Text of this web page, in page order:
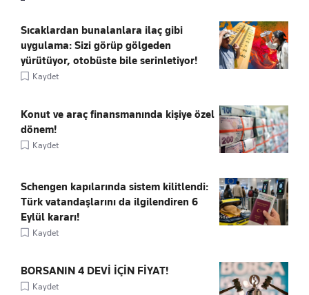
Sıcaklardan bunalanlara ilaç gibi
uygulama: Sizi görüp gölgeden
yürütüyor, otobüste bile serinletiyor!
Kaydet
Konut ve araç finansmanında kişiye özel
dönem!
Kaydet
Schengen kapılarında sistem kilitlendi:
Türk vatandaşlarını da ilgilendiren 6
Eylül kararı!
Kaydet
BORSANIN 4 DEVİ İÇİN FİYAT!
Kaydet